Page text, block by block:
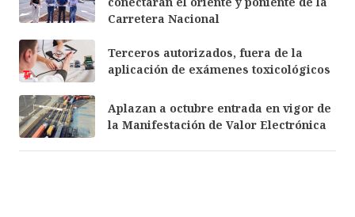
Carretera Nacional
Terceros autorizados, fuera de la
aplicación de exámenes toxicológicos
Aplazan a octubre entrada en vigor de
la Manifestación de Valor Electrónica